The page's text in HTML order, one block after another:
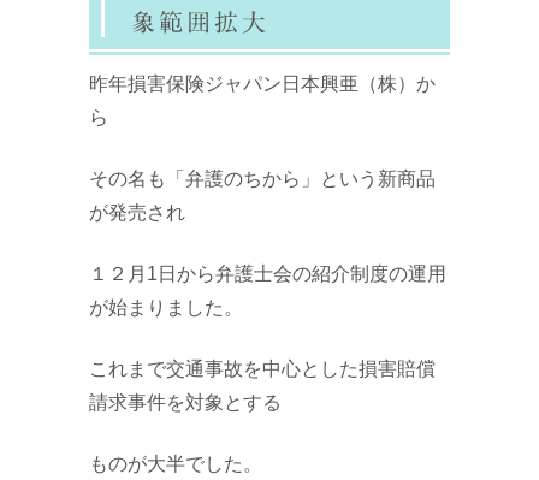
象範囲拡大
昨年損害保険ジャパン日本興亜（株）か
ら
その名も「弁護のちから」という新商品
が発売され
１２月1日から弁護士会の紹介制度の運用
が始まりました。
これまで交通事故を中心とした損害賠償
請求事件を対象とする
ものが大半でした。